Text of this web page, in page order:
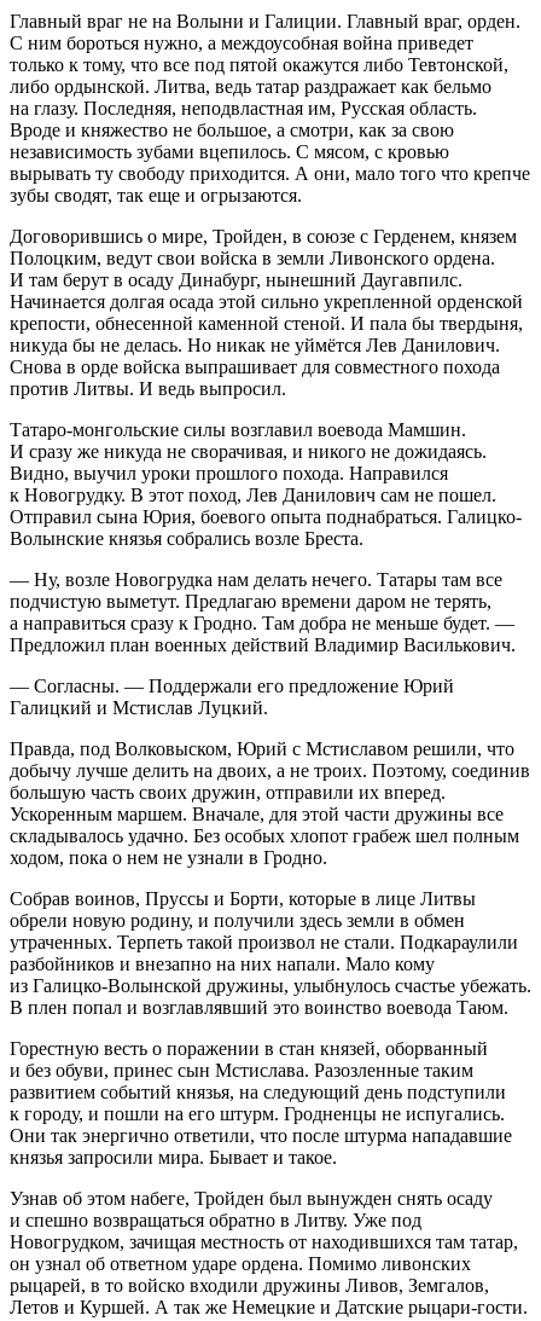
Главный враг не на Волыни и Галиции. Главный враг, орден.
С ним бороться нужно, а междоусобная война приведет
только к тому, что все под пятой окажутся либо Тевтонской,
либо ордынской. Литва, ведь татар раздражает как бельмо
на глазу. Последняя, неподвластная им, Русская область.
Вроде и княжество не большое, а смотри, как за свою
независимость зубами вцепилось. С мясом, с кровью
вырывать ту свободу приходится. А они, мало того что крепче
зубы сводят, так еще и огрызаются.
Договорившись о мире, Тройден, в союзе с Герденем, князем
Полоцким, ведут свои войска в земли Ливонского ордена.
И там берут в осаду Динабург, нынешний Даугавпилс.
Начинается долгая осада этой сильно укрепленной орденской
крепости, обнесенной каменной стеной. И пала бы твердыня,
никуда бы не делась. Но никак не уймётся Лев Данилович.
Снова в орде войска выпрашивает для совместного похода
против Литвы. И ведь выпросил.
Татаро-монгольские силы возглавил воевода Мамшин.
И сразу же никуда не сворачивая, и никого не дожидаясь.
Видно, выучил уроки прошлого похода. Направился
к Новогрудку. В этот поход, Лев Данилович сам не пошел.
Отправил сына Юрия, боевого опыта поднабраться. Галицко-
Волынские князья собрались возле Бреста.
— Ну, возле Новогрудка нам делать нечего. Татары там все
подчистую выметут. Предлагаю времени даром не терять,
а направиться сразу к Гродно. Там добра не меньше будет. —
Предложил план военных действий Владимир Василькович.
— Согласны. — Поддержали его предложение Юрий
Галицкий и Мстислав Луцкий.
Правда, под Волковыском, Юрий с Мстиславом решили, что
добычу лучше делить на двоих, а не троих. Поэтому, соединив
большую часть своих дружин, отправили их вперед.
Ускоренным маршем. Вначале, для этой части дружины все
складывалось удачно. Без особых хлопот грабеж шел полным
ходом, пока о нем не узнали в Гродно.
Собрав воинов, Пруссы и Борти, которые в лице Литвы
обрели новую родину, и получили здесь земли в обмен
утраченных. Терпеть такой произвол не стали. Подкараулили
разбойников и внезапно на них напали. Мало кому
из Галицко-Волынской дружины, улыбнулось счастье убежать.
В плен попал и возглавлявший это воинство воевода Таюм.
Горестную весть о поражении в стан князей, оборванный
и без обуви, принес сын Мстислава. Разозленные таким
развитием событий князья, на следующий день подступили
к городу, и пошли на его штурм. Гродненцы не испугались.
Они так энергично ответили, что после штурма нападавшие
князья запросили мира. Бывает и такое.
Узнав об этом набеге, Тройден был вынужден снять осаду
и спешно возвращаться обратно в Литву. Уже под
Новогрудком, зачищая местность от находившихся там татар,
он узнал об ответном ударе ордена. Помимо ливонских
рыцарей, в то войско входили дружины Ливов, Земгалов,
Летов и Куршей. А так же Немецкие и Датские рыцари-гости.